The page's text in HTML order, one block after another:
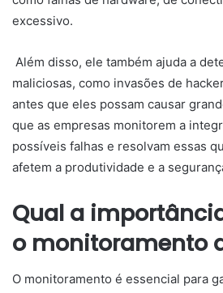
excessivo.
Além disso, ele também ajuda a
maliciosas, como invasões de
antes que eles possam causar
que as empresas monitorem a
possíveis falhas e resolvam essas
afetem a produtividade e a
Qual a
o monitoramento
O monitoramento é essencial para